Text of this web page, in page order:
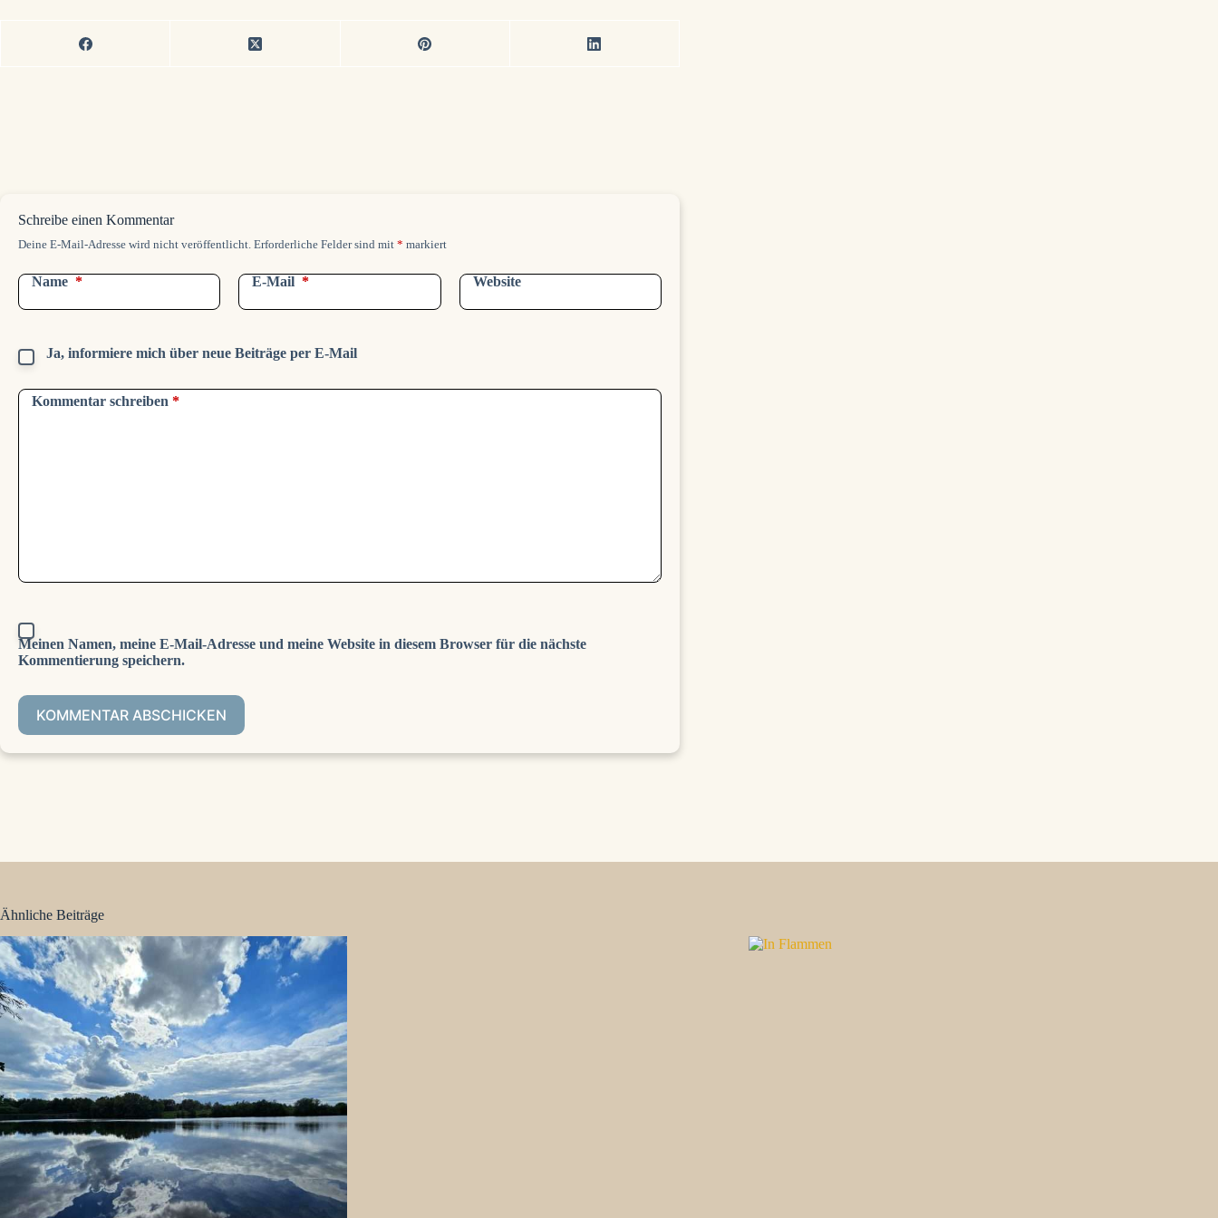
Schreibe einen Kommentar
Deine E-Mail-Adresse wird nicht veröffentlicht. Erforderliche Felder sind mit * markiert
Name * E-Mail * Website
Ja, informiere mich über neue Beiträge per E-Mail
Kommentar schreiben *
Meinen Namen, meine E-Mail-Adresse und meine Website in diesem Browser für die nächste
Kommentierung speichern.
KOMMENTAR ABSCHICKEN
Ähnliche Beiträge